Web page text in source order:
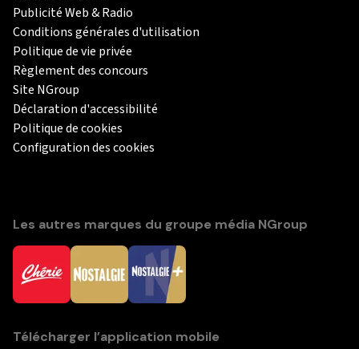
Publicité Web & Radio
Conditions générales d'utilisation
Politique de vie privée
Règlement des concours
Site NGroup
Déclaration d'accessibilité
Politique de cookies
Configuration des cookies
Les autres marques du groupe média NGroup
Télécharger l’application mobile